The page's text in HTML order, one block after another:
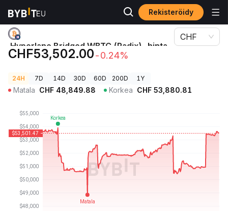
Rekisteröidy
Kryptohinnat Hyperlane Bridged WBTC (Radix)-hinta HWBTC
Hyperlane Bridged WBTC (Radix)-hinta
HWBTC
CHF53,502.00-0.24%
CHF
24H 7D 14D 30D 60D 200D 1Y
Matala CHF 48,849.88 Korkea CHF 53,880.81